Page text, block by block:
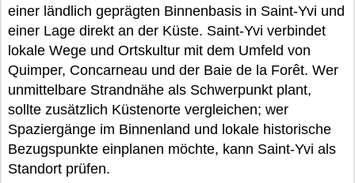
einer ländlich geprägten Binnenbasis in Saint-Yvi und
einer Lage direkt an der Küste. Saint-Yvi verbindet
lokale Wege und Ortskultur mit dem Umfeld von
Quimper, Concarneau und der Baie de la Forêt. Wer
unmittelbare Strandnähe als Schwerpunkt plant,
sollte zusätzlich Küstenorte vergleichen; wer
Spaziergänge im Binnenland und lokale historische
Bezugspunkte einplanen möchte, kann Saint-Yvi als
Standort prüfen.